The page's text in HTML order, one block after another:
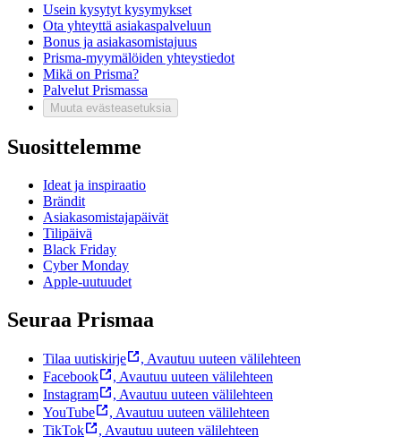
Usein kysytyt kysymykset
Ota yhteyttä asiakaspalveluun
Bonus ja asiakasomistajuus
Prisma-myymälöiden yhteystiedot
Mikä on Prisma?
Palvelut Prismassa
Muuta evästeasetuksia
Suosittelemme
Ideat ja inspiraatio
Brändit
Asiakasomistajapäivät
Tilipäivä
Black Friday
Cyber Monday
Apple-uutuudet
Seuraa Prismaa
Tilaa uutiskirje , Avautuu uuteen välilehteen
Facebook
, Avautuu uuteen välilehteen
Instagram
, Avautuu uuteen välilehteen
YouTube
, Avautuu uuteen välilehteen
TikTok
, Avautuu uuteen välilehteen